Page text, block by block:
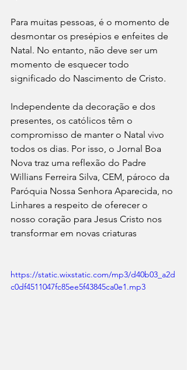
Para muitas pessoas, é o momento de
desmontar os presépios e enfeites de
Natal. No entanto, não deve ser um
momento de esquecer todo
significado do Nascimento de Cristo.
Independente da decoração e dos
presentes, os católicos têm o
compromisso de manter o Natal vivo
todos os dias. Por isso, o Jornal Boa
Nova traz uma reflexão do Padre
Willians Ferreira Silva, CEM, pároco da
Paróquia Nossa Senhora Aparecida, no
Linhares a respeito de oferecer o
nosso coração para Jesus Cristo nos
transformar em novas criaturas
https://static.wixstatic.com/mp3/d40b03_a2d
c0df4511047fc85ee5f43845ca0e1.mp3